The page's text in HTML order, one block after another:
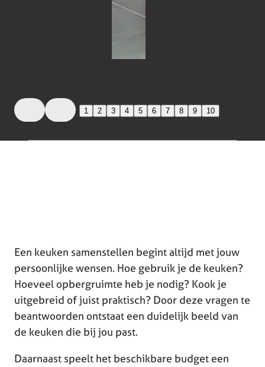
1 2 3 4 5 6 7 8 9 10
Een keuken samenstellen begint altijd met jouw
persoonlijke wensen. Hoe gebruik je de keuken?
Hoeveel opbergruimte heb je nodig? Kook je
uitgebreid of juist praktisch? Door deze vragen te
beantwoorden ontstaat een duidelijk beeld van
de keuken die bij jou past.
Daarnaast speelt het beschikbare budget een